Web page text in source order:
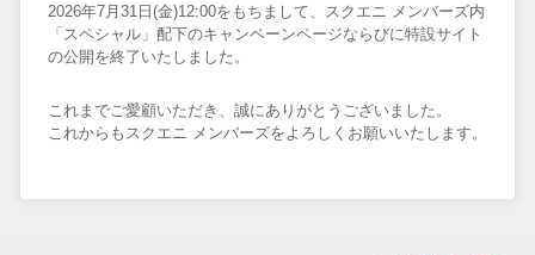
2026年7月31日(金)12:00をもちまして、スクエニ メンバーズ内
「スペシャル」配下のキャンペーンページならびに特設サイト
の公開を終了いたしました。
これまでご愛顧いただき、誠にありがとうございました。
これからもスクエニ メンバーズをよろしくお願いいたします。